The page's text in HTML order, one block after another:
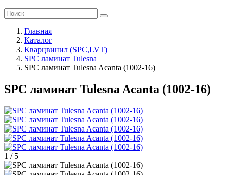
Главная
Каталог
Кварцвинил (SPC,LVT)
SPC ламинат Tulesna
SPC ламинат Tulesna Acanta (1002-16)
SPC ламинат Tulesna Acanta (1002-16)
1 / 5